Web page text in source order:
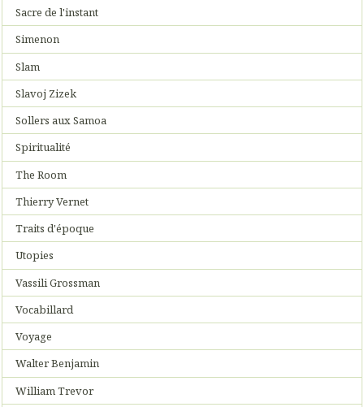
Sacre de l'instant
Simenon
Slam
Slavoj Zizek
Sollers aux Samoa
Spiritualité
The Room
Thierry Vernet
Traits d'époque
Utopies
Vassili Grossman
Vocabillard
Voyage
Walter Benjamin
William Trevor